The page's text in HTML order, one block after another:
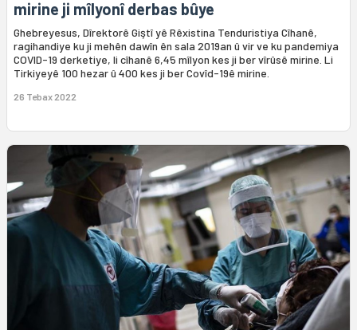
mirine ji mîlyonî derbas bûye
Ghebreyesus, Dîrektorê Giştî yê Rêxistina Tenduristiya Cîhanê,
ragihandiye ku ji mehên dawîn ên sala 2019an û vir ve ku pandemiya
COVID-19 derketiye, li cîhanê 6,45 mîlyon kes ji ber vîrûsê mirine. Li
Tirkiyeyê 100 hezar û 400 kes ji ber Covîd-19ê mirine.
26 Tebax 2022